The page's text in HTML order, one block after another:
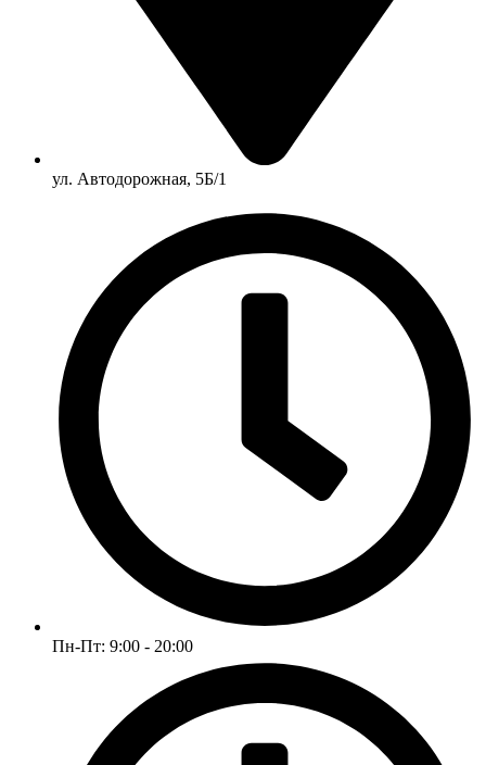
ул. Автодорожная, 5Б/1
Пн-Пт: 9:00 - 20:00